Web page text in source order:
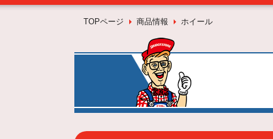
TOPページ 商品情報 ホイール